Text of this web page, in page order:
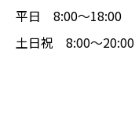
平日 8:00〜18:00
土日祝 8:00〜20:00